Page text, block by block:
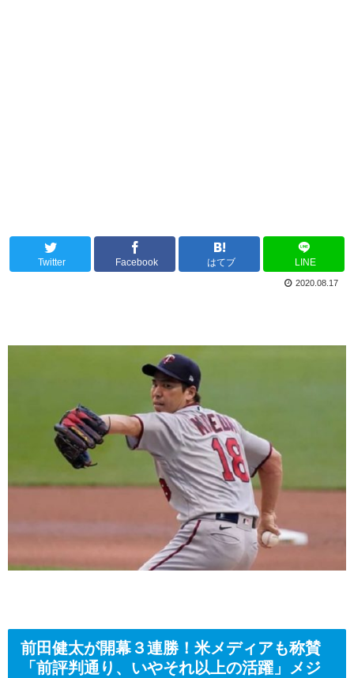
Twitter Facebook はてブ LINE
2020.08.17
前田健太が開幕３連勝！米メディアも称賛
「前評判通り、いやそれ以上の活躍」メジ